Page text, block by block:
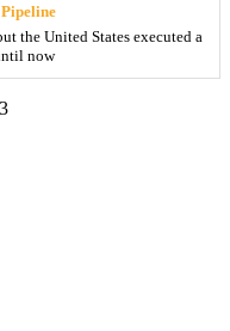
the United States executed a
now